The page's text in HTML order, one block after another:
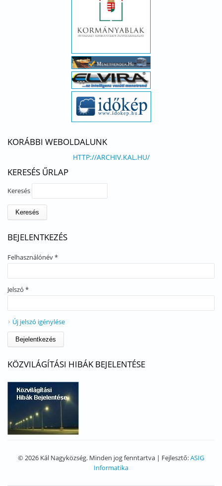
KORÁBBI WEBOLDALUNK
HTTP://ARCHIV.KAL.HU/
KERESÉS ŰRLAP
Keresés
BEJELENTKEZÉS
Felhasználónév*
Jelszó *
Új jelszó igénylése
KÖZVILÁGÍTÁSI HIBÁK BEJELENTÉSE
© 2026 Kál Nagyközség. Minden jog fenntartva | Fejlesztő:ASIG
Informatika